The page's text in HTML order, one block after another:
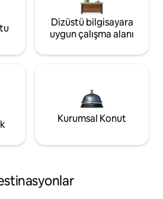
Dizüstü bilgisayara
uygun çalışma alanı
Kurumsal Konut